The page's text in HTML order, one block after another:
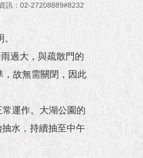
訊：02-27208889#8232
過大，與疏散門的
，故無需關閉，因此
運作。大湖公園的
水，持續抽至中午